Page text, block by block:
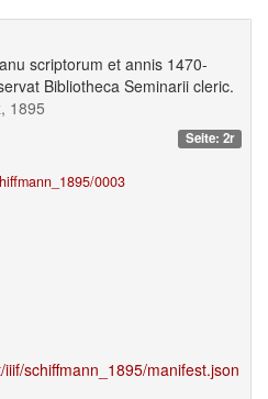
scriptorum et annis 1470-
Bibliotheca Seminarii cleric.
1895
Seite: 2r
0003
schiffmann_1895/manifest.json